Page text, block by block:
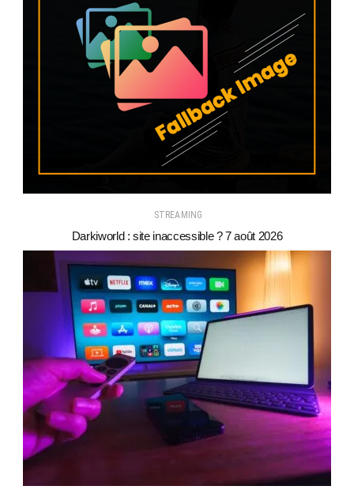
STREAMING
Darkiworld : site inaccessible ? 7 août 2026